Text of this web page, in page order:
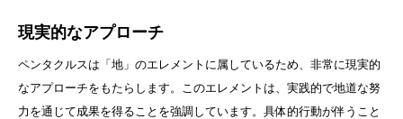
現実的なアプローチ
ペンタクルスは「地」のエレメントに属しているため、非常に現実的
なアプローチをもたらします。このエレメントは、実践的で地道な努
力を通じて成果を得ることを強調しています。具体的行動が伴うこと